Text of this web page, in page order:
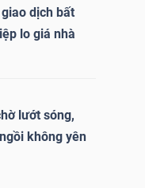
dịch bất
lo giá nhà
lướt sóng,
không yên